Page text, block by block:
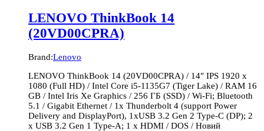
LENOVO ThinkBook 14
(20VD00CPRA)
Brand:Lenovo
LENOVO ThinkBook 14 (20VD00CPRA) / 14″ IPS 1920 x
1080 (Full HD) / Intel Core i5-1135G7 (Tiger Lake) / RAM 16
GB / Intel Iris Xe Graphics / 256 ГБ (SSD) / Wi-Fi; Bluetooth
5.1 / Gigabit Ethernet / 1x Thunderbolt 4 (support Power
Delivery and DisplayPort), 1хUSB 3.2 Gen 2 Type-C (DP); 2
x USB 3.2 Gen 1 Type-A; 1 x HDMI / DOS / Новий